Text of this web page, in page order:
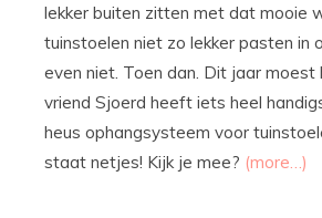
lekker buiten zitten met dat mooie
tuinstoelen niet zo lekker pasten in
even niet. Toen dan. Dit jaar moest
vriend Sjoerd heeft iets heel
heus ophangsysteem voor
staat netjes! Kijk je mee? (more…)